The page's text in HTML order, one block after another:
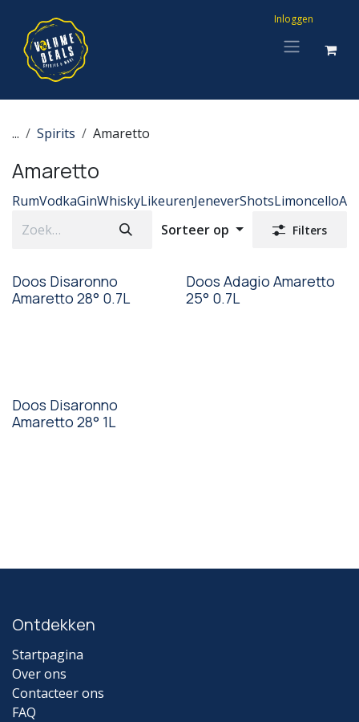
Inloggen
... Spirits Amaretto
Amaretto
RumVodkaGinWhiskyLikeurenJeneverShotsLimoncello
Sorteer op
Filters
Doos Disaronno
Amaretto 28° 0.7L
Doos Adagio Amaretto
25° 0.7L
Doos Disaronno
Amaretto 28° 1L
Ontdekken
Startpagina
Over ons
Contacteer ons
FAQ